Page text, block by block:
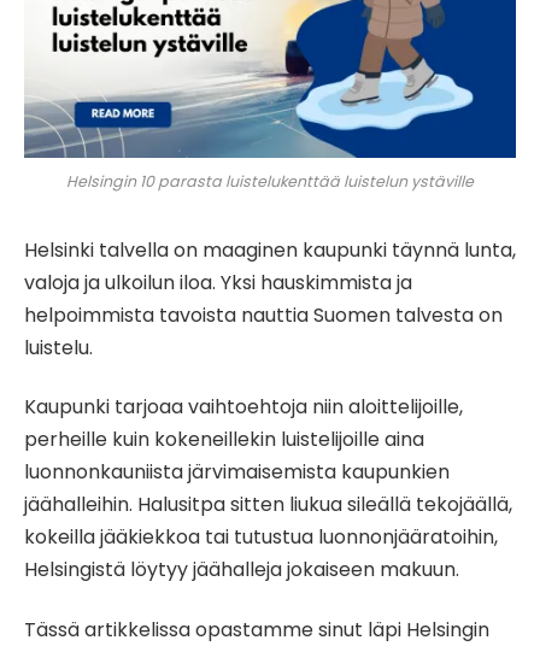
Helsingin 10 parasta luistelukenttää luistelun ystäville
Helsinki talvella on maaginen kaupunki täynnä lunta,
valoja ja ulkoilun iloa. Yksi hauskimmista ja
helpoimmista tavoista nauttia Suomen talvesta on
luistelu.
Kaupunki tarjoaa vaihtoehtoja niin aloittelijoille,
perheille kuin kokeneillekin luistelijoille aina
luonnonkauniista järvimaisemista kaupunkien
jäähalleihin. Halusitpa sitten liukua sileällä tekojäällä,
kokeilla jääkiekkoa tai tutustua luonnonjääratoihin,
Helsingistä löytyy jäähalleja jokaiseen makuun.
Tässä artikkelissa opastamme sinut läpi Helsingin